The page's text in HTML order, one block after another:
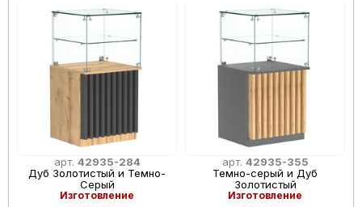
арт. 42935-284
Дуб Золотистый и Темно-
Серый
Изготовление
арт. 42935-355
Темно-серый и Дуб
Золотистый
Изготовление